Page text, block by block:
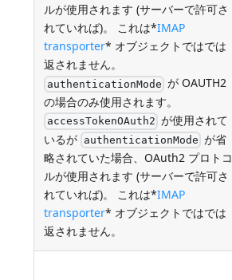
ルが使用されます (サーバーで許可さ
れていれば)。 これは*IMAP
transporter* オブジェクトではでは
返されません。
authenticationMode が OAUTH2
の場合のみ使用されます。
accessTokenOAuth2 が使用されて
いるが authenticationMode が省
略されていた場合、OAuth2 プロトコ
ルが使用されます (サーバーで許可さ
れていれば)。 これは*IMAP
transporter* オブジェクトではでは
返されません。